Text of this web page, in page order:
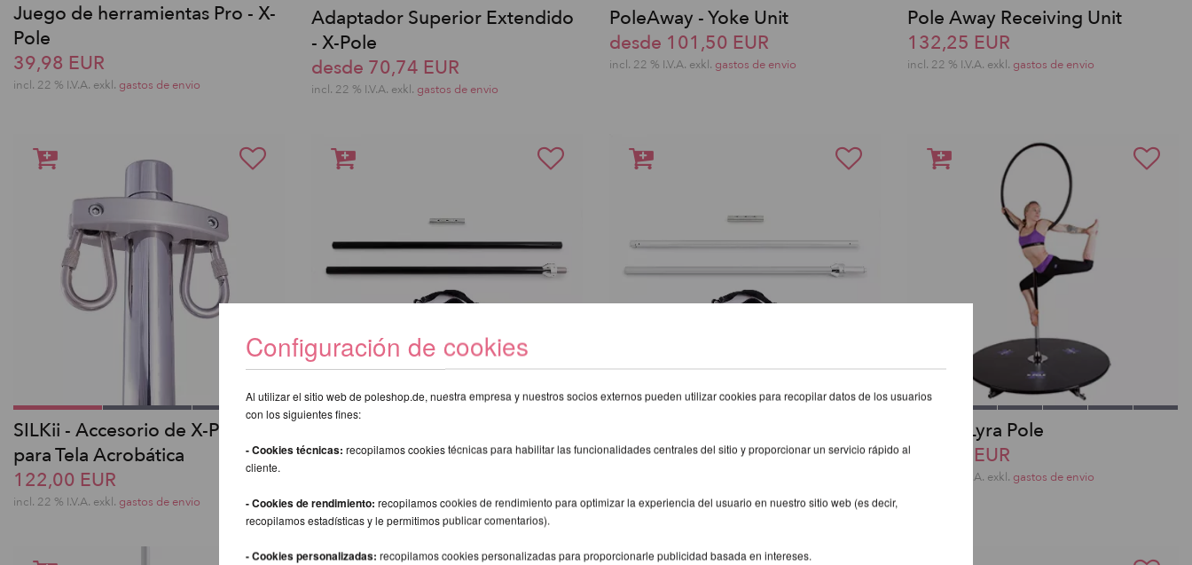
Juego de herramientas Pro - X-
Pole
39,98 EUR
incl. 22 % I.V.A. exkl. gastos de envio
Adaptador Superior Extendido
- X-Pole
desde 70,74 EUR
incl. 22 % I.V.A. exkl. gastos de envio
PoleAway - Yoke Unit
desde 101,50 EUR
incl. 22 % I.V.A. exkl. gastos de envio
Pole Away Receiving Unit
132,25 EUR
incl. 22 % I.V.A. exkl. gastos de envio
SILKii - Accesorio de X-Pole
para Tela Acrobática
122,00 EUR
incl. 22 % I.V.A. exkl. gastos de envio
D45mm
incl. 22 % I.V.A. exkl.gastos de envio
desde 296,29 EUR
X-Pole Lyra Pole
337,29 EUR
incl. 22 % I.V.A. exkl. gastos de envio
Configuración de cookies
Al utilizar el sitio web de poleshop.de, nuestra empresa y nuestros socios externos pueden utilizar cookies para recopilar datos de los usuarios
con los siguientes fines:
- Cookies técnicas: recopilamos cookies técnicas para habilitar las funcionalidades centrales del sitio y proporcionar un servicio rápido al
cliente.
- Cookies de rendimiento: recopilamos cookies de rendimiento para optimizar la experiencia del usuario en nuestro sitio web (es decir,
recopilamos estadísticas y le permitimos publicar comentarios).
- Cookies personalizadas: recopilamos cookies personalizadas para proporcionarle publicidad basada en intereses.